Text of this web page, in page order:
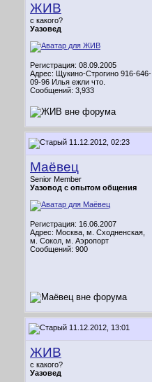
ЖИВ
с какого?
Уазовед
Регистрация: 08.09.2005
Адрес: Щукино-Строгино 916-646-
09-96 Илья ежли что.
Сообщений: 3,933
11.12.2012, 02:23
Маёвец
Senior Member
Уазовод с опытом общения
Регистрация: 16.06.2007
Адрес: Москва, м. Сходненская,
м. Сокол, м. Аэропорт
Сообщений: 900
11.12.2012, 13:01
ЖИВ
с какого?
Уазовед